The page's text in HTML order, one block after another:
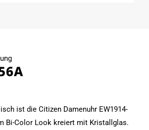
ist die Citizen Damenuhr EW1914-
Bi-Color Look kreiert mit Kristallglas.